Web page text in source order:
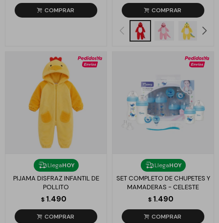
LlegaHOY
PIJAMA DISFRAZ INFANTIL DE
POLLITO
$ 1.490
LlegaHOY
SET COMPLETO DE CHUPETES Y
MAMADERAS - CELESTE
$ 1.490